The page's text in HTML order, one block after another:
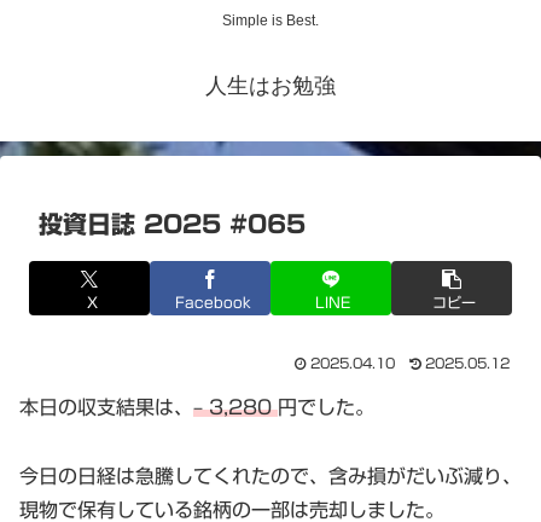
Simple is Best.
人生はお勉強
投資日誌 2025 #065
X Facebook LINE コピー
2025.04.10 2025.05.12
本日の収支結果は、 – 3,280円でした。
今日の日経は急騰してくれたので、含み損がだいぶ減り、
現物で保有している銘柄の一部は売却しました。